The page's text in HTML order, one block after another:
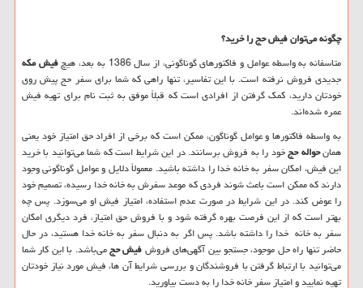
چگونه می‌توان فیش حج را خرید؟
متاسفانه به واسطه عوامل و فاکتورهای گوناگونی، از سال 1386 به بعد، هیچ
فیش مکه
جدیدی فروش نرفته است. با این تفاسیر، تنها راهی که شما برای سفر حج پیش روی
خودتان دارید، کمک گرفتن از افرادی است که قبلاً موفق به ثبت ‌نام برای تهیه فیش
عمره شده‌اند.
به واسطه فاکتورها و عوامل گوناگون، ممکن است که برخی از افراد حق امتیاز خود یعنی
همانحواله حجخود را به فروش برسانند. در این شرایط است که شما می‌توانید با خرید
این فیش‌‌، امکان سفر به خانه خدا را داشته باشید. معمولاً دلایل و عوامل گوناگونی وجود
دارند که ممکن است باعث شوند فردی که موعد سفرش به خانه خدا رسیده، تصمیم خود
را عوض کند. در این شرایط در صورت عدم استفاده، امتیاز فیش او می‌سوزد. پس چه
بهتر است که از این فرصت بهره گرفته شود و با فروش حق امتیاز، فرد دیگری امکان
سفر به خانه خدا را داشته باشد. پس اگر به‌ دنبال سفر به خانه خدا هستید، در حال
‌حاضر تنها راه‌ حل موجود، جستجو بین آگهی‌های فروشفیش حجمی‌باشد. با این کار شما
می‌توانید با ارتباط گرفتن با فروشندگان و بررسی شرایط آن ‌ها، فیش مورد نیاز خودتان
تهیه نمایید و امتیاز سفر خانه خدا را به دست بیاورید.